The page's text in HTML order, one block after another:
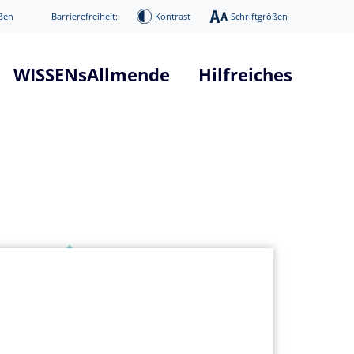
Barrierefreiheit: Kontrast Schriftgrößen
WISSENsAllmende
Hilfreiches
Digitaler Donnerstag